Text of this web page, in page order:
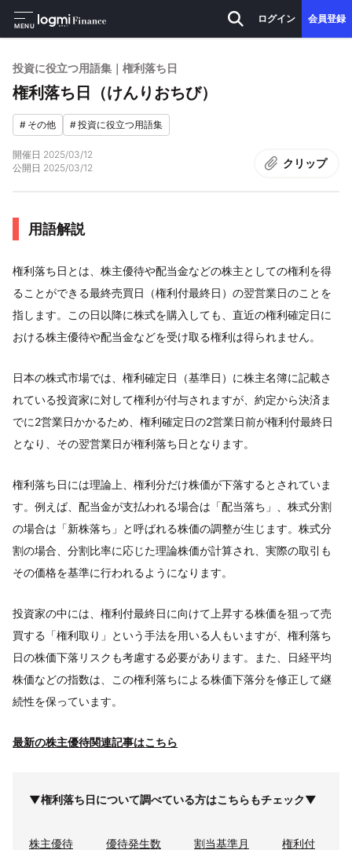
MENU
ログイン 会員登録
投資に役立つ用語集｜権利落ち日
権利落ち日（けんりおちび）
# その他 #投資に役立つ用語集
開催日 2025/03/12
公開日 2025/03/12 クリップ
用語解説
権利落ち日とは、株主優待や配当金などの株主としての権利を得
ることができる最終売買日（権利付最終日）の翌営業日のことを
指します。この日以降に株式を購入しても、直近の権利確定日に
おける株主優待や配当金などを受け取る権利は得られません。
日本の株式市場では、権利確定日（基準日）に株主名簿に記載さ
れている投資家に対して権利が付与されますが、約定から決済ま
でに2営業日かかるため、権利確定日の2営業日前が権利付最終日
となり、その翌営業日が権利落ち日となります。
権利落ち日には理論上、権利分だけ株価が下落するとされていま
す。例えば、配当金が支払われる場合は「配当落ち」、株式分割
の場合は「新株落ち」と呼ばれる株価の調整が生じます。株式分
割の場合、分割比率に応じた理論株価が計算され、実際の取引も
その価格を基準に行われるようになります。
投資家の中には、権利付最終日に向けて上昇する株価を狙って売
買する「権利取り」という手法を用いる人もいますが、権利落ち
日の株価下落リスクも考慮する必要があります。また、日経平均
株価などの指数は、この権利落ちによる株価下落分を修正して継
続性を保っています。
最新の株主優待関連記事はこちら
▼権利落ち日について調べている方はこちらもチェック▼
株主優待 優待発生数 割当基準月
権利付